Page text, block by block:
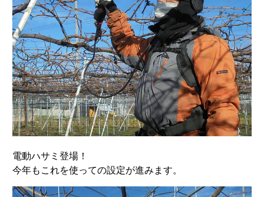
電動ハサミ登場！
今年もこれを使っての設定が進みます。